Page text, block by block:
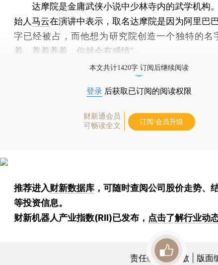
达摩院是金庸武侠小说中少林寺内的武学机构
始人马云在演讲中表示，取名达摩院是因为阿里巴
字已经被占，而他想为研究院创造一个独特的名
着，养着养着，你就会有感情”。
本文共计1420字 订阅后继续阅读
登录 后获取已订阅的阅读权限
财新通会员
可畅读全文
订阅/会员升级
推荐进入财新数据库 ，可随时查阅公司股价走势、
等投资信息。
财新机器人产业指数(RII)已发布， 点击了解行业动
责任编辑：覃敏 | 版面